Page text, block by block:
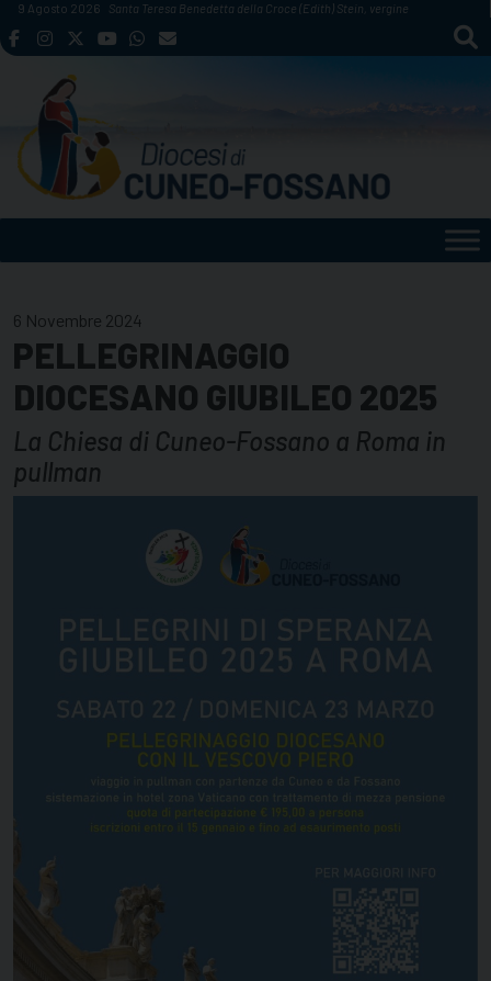
Skip
to
9 Agosto 2026 Santa Teresa Benedetta della Croce (Edith) Stein, vergine
6 Novembre 2024
PELLEGRINAGGIO
DIOCESANO GIUBILEO 2025
La Chiesa di Cuneo-Fossano a Roma in
pullman